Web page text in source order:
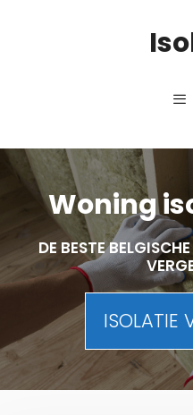
Woning
DE BESTE
ISOLATIE